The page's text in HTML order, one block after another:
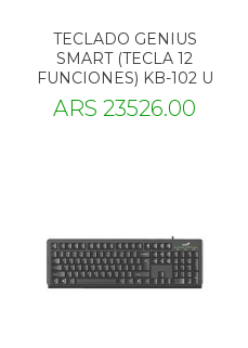
TECLADO GENIUS
SMART (TECLA 12
FUNCIONES) KB-102 U
ARS 23526.00